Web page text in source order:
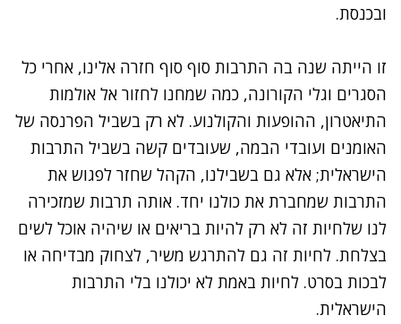
ובכנסת.
זו הייתה שנה בה התרבות סוף סוף חזרה אלינו, אחרי כל
הסגרים וגלי הקורונה, כמה שמחנו לחזור אל אולמות
התיאטרון, ההופעות והקולנוע. לא רק בשביל הפרנסה של
האומנים ועובדי הבמה, שעובדים קשה בשביל התרבות
הישראלית; אלא גם בשבילנו, הקהל שחזר לפגוש את
התרבות שמחברת את כולנו יחד. אותה תרבות שמזכירה
לנו שלחיות זה לא רק להיות בריאים או שיהיה אוכל לשים
בצלחת. לחיות זה גם להתרגש משיר, לצחוק מבדיחה או
לבכות בסרט. לחיות באמת לא יכולנו בלי התרבות
הישראלית.